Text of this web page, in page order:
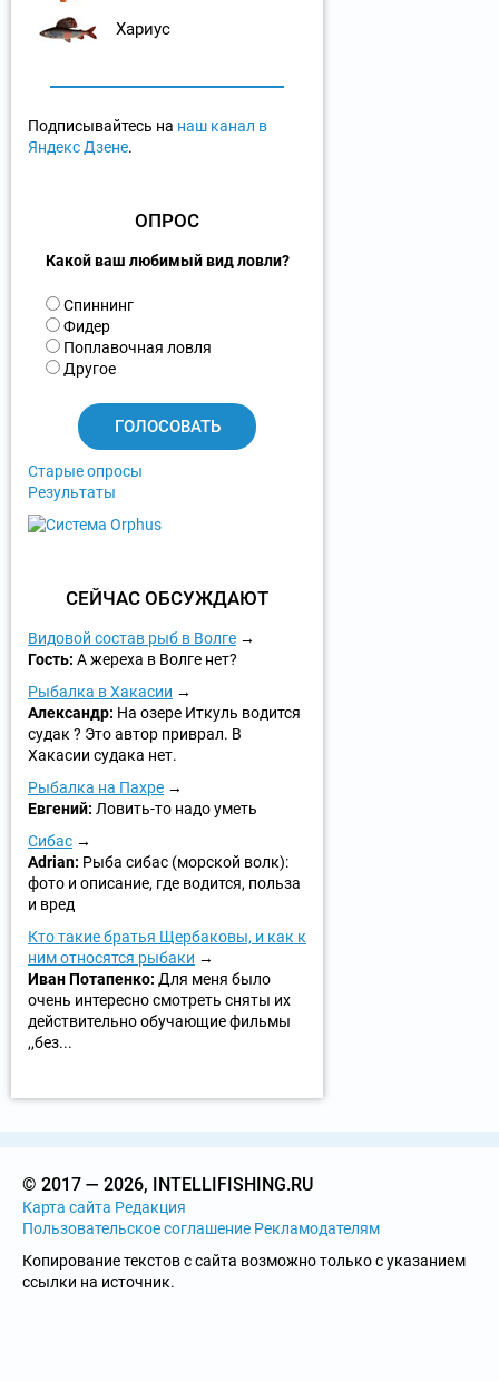
Хариус
Подписывайтесь на наш канал в
Яндекс Дзене.
ОПРОС
Какой ваш любимый вид ловли?
В
а
р
и
Спиннинг
Фидер
Поплавочная ловля
Другое
Старые опросы
Результаты
СЕЙЧАС ОБСУЖДАЮТ
Видовой состав рыб в Волге
Гость: А жереха в Волге нет?
Рыбалка в Хакасии
Александр: На озере Иткуль водится
судак ? Это автор приврал. В
Хакасии судака нет.
Рыбалка на Пахре
Евгений: Ловить-то надо уметь
Сибас
Adrian: Рыба сибас (морской волк):
фото и описание, где водится, польза
и вред
Кто такие братья Щербаковы, и как к
ним относятся рыбаки
Иван Потапенко: Для меня было
очень интересно смотреть сняты их
действительно обучающие фильмы
,,без...
© 2017 — 2026, INTELLIFISHING.RU
Карта сайта Редакция
Пользовательское соглашение Рекламодателям
Копирование текстов с сайта возможно только с указанием
ссылки на источник.